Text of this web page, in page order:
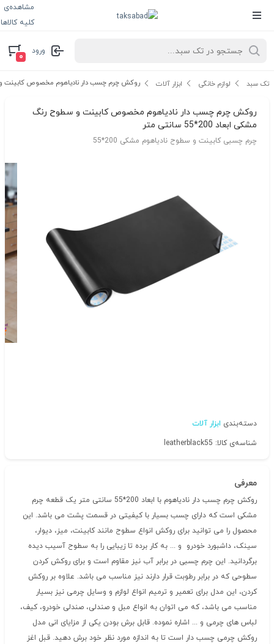
مشاهده‌ی
کلیه کالاها
ورود
۰
تک سبد لوازم خانگی ابزار آلات روکش چرم چسب دار نادیاهوم مخصوص کابینت و سطوح رنگ
روکش چرم چسب دار نادیاهوم مخصوص کابینت و سطوح رنگ
مشکی ابعاد 200*55 سانتی متر
چرم چسبی کابینت و سطوح نادیاهوم مشکی 200*55
دسته‌بندی ابزار آلات
شناسه‌ی کالا: leatherblack55
معرفی
روکش چرم چسب دار نادیاهوم با ابعاد 200*55 سانتی متر یک قطعه چرم
مشکی است که دارای چسب بسیار با کیفیتی در قسمت پشت می باشد. این
محصول را می توانید برای روکش انواع سطوح مانند کابینت، میز، دیوار،
سینک، داشبورد خودرو و ... به کار برده تا زیبایی را به سطوح آسیب دیده
برگردانید. این چرم چسبی در برابر آب نیز مقاوم است و برای روکش کردن
سطوحی که در برابر رطوبت قرار دارند نیز مناسب می باشد. علاوه بر روکش
کردن، این مدل برای تعمیر و ترمیم انواع لوازم و وسایل چرمی نیز بسیار
مناسب می باشد، که می اتوان به انواع مبل و صندلی، صندلی خودرو، کیف،
لباس های چرمی و ... اشاره نموده. قابل برش بودن یکی از مزایای انی مدل
روکش چرمی چسب دار است تا به اندازه مورد نظر خود برش دهید. قبل اغز